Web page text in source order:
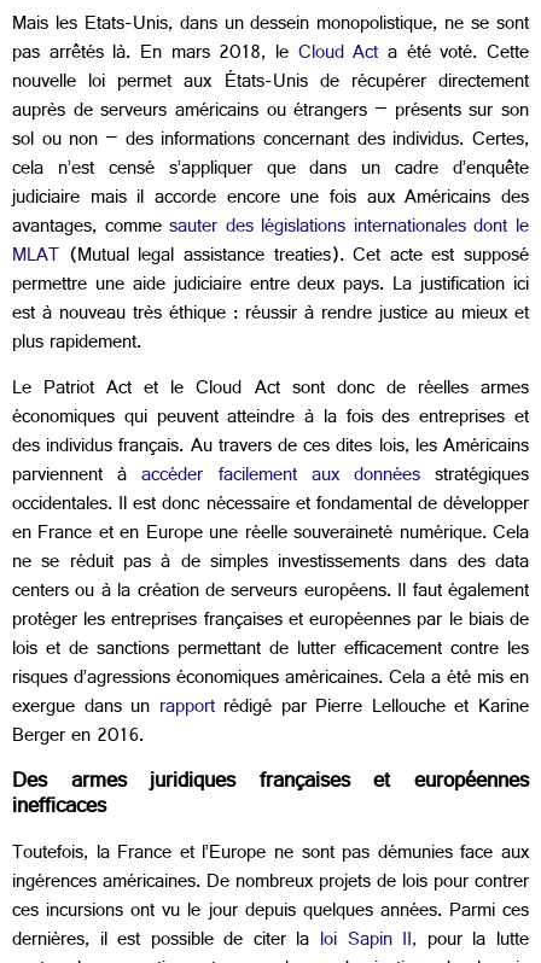
Mais les Etats-Unis, dans un dessein monopolistique, ne se sont
pas arrêtés là. En mars 2018, le Cloud Act a été voté. Cette
nouvelle loi permet aux États-Unis de récupérer directement
auprès de serveurs américains ou étrangers – présents sur son
sol ou non – des informations concernant des individus. Certes,
cela n’est censé s’appliquer que dans un cadre d’enquête
judiciaire mais il accorde encore une fois aux Américains des
avantages, commesauter des législations internationales dont le
MLAT (Mutual legal assistance treaties). Cet acte est supposé
permettre une aide judiciaire entre deux pays. La justification ici
est à nouveau très éthique : réussir à rendre justice au mieux et
plus rapidement.
Le Patriot Act et le Cloud Act sont donc de réelles armes
économiques qui peuvent atteindre à la fois des entreprises et
des individus français. Au travers de ces dites lois, les Américains
parviennent àaccéder facilement aux donnéesstratégiques
occidentales. Il est donc nécessaire et fondamental de développer
en France et en Europe une réelle souveraineté numérique. Cela
ne se réduit pas à de simples investissements dans des data
centers ou à la création de serveurs européens. Il faut également
protéger les entreprises françaises et européennes par le biais de
lois et de sanctions permettant de lutter efficacement contre les
risques d’agressions économiques américaines. Cela a été mis en
exergue dans un rapportrédigé par Pierre Lellouche et Karine
Berger en 2016.
Des armes juridiques françaises et européennes
inefficaces
Toutefois, la France et l’Europe ne sont pas démunies face aux
ingérences américaines. De nombreux projets de lois pour contrer
ces incursions ont vu le jour depuis quelques années. Parmi ces
dernières, il est possible de citer la loi Sapin II, pour la lutte